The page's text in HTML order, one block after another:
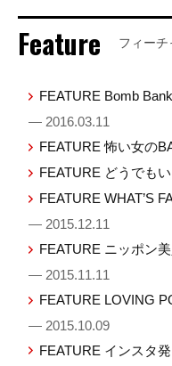
Feature フィーチ
FEATURE Bomb
— 2016.03.11
FEATURE 怖い女の
FEATURE どうでも
FEATURE WHAT’S
— 2015.12.11
FEATURE ニッポン
— 2015.11.11
FEATURE LOVING
— 2015.10.09
FEATURE インスタ